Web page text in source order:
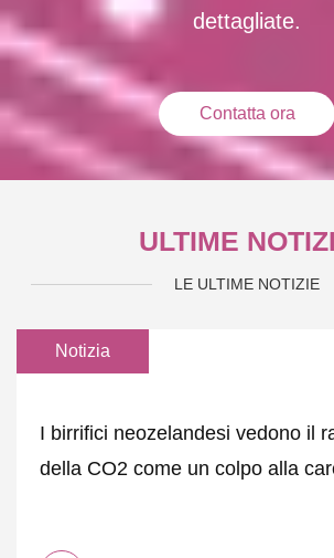
dettagliate.
Contatta ora
ULTIME
LE ULTIME NOTIZIE
Notizia
I birrifici neozelandesi vedono il
della CO2 come un colpo alla